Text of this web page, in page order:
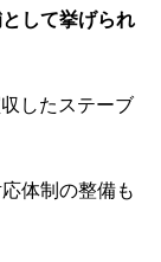
して挙げられ
したステーブ
体制の整備も